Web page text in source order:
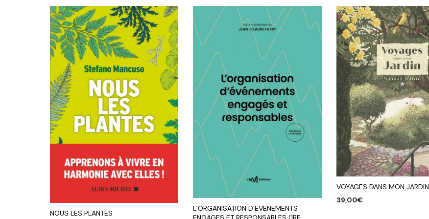
NOUS LES PLANTES
L’ORGANISATION D’EVENEMENTS
VOYAGES DANS MON JARDIN
39,00€